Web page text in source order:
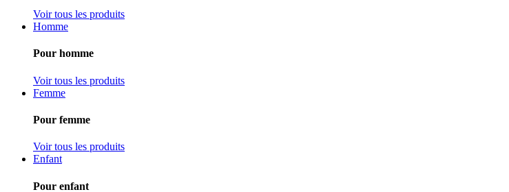
Voir tous les produits
Homme
Pour homme
Voir tous les produits
Femme
Pour femme
Voir tous les produits
Enfant
Pour enfant